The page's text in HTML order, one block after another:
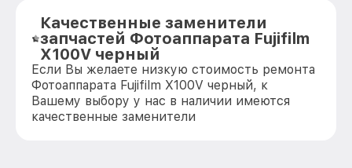
Качественные заменители
запчастей Фотоаппарата Fujifilm
X100V черный
Если Вы желаете низкую стоимость ремонта
Фотоаппарата Fujifilm X100V черный, к
Вашему выбору у нас в наличии имеются
качественные заменители